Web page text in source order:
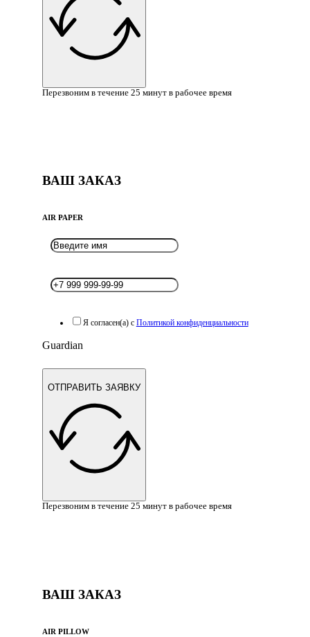
Перезвоним в течение 25 минут в рабочее время
ВАШ ЗАКАЗ
AIR PAPER
Я согласен(а) с Политикой конфиденциальности
Guardian
ОТПРАВИТЬ ЗАЯВКУ
Перезвоним в течение 25 минут в рабочее время
ВАШ ЗАКАЗ
AIR PILLOW